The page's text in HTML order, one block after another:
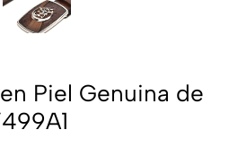
Piel Genuina de